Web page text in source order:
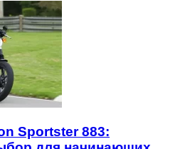
Sportster 883: